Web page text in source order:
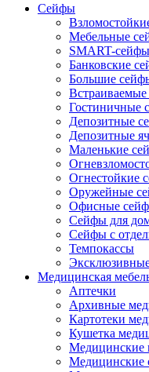
Сейфы
Мебельные
SMART-сейфы
Банковские
Большие
Гостиничные
Депозитные
Депозитные
Маленькие
Огнестойкие
Оружейные
Офисные
Сейфы для
Сейфы с
Темпокассы
Медицинская
Аптечки
Архивные
Картотеки
Кушетка
Медицинские
Медицинские